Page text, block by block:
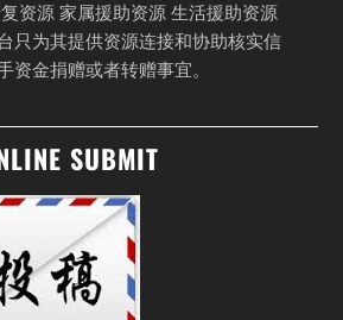
资源 家属援助资源 生活援助资源
只为其提供资源连接和协助核实信
资金捐赠或者转赠事宜。
SUBMIT